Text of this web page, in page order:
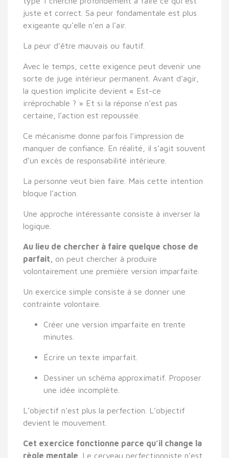
juste et correct. Sa peur fondamentale est plus
exigeante qu’elle n’en a l’air.
La peur d’être mauvais ou fautif.
Avec le temps, cette exigence peut devenir une
sorte de juge intérieur permanent. Avant d’agir,
la question implicite devient « Est-ce
irréprochable ? » Et si la réponse n’est pas
certaine, l’action est repoussée.
Ce mécanisme donne parfois l’impression de
manquer de confiance. En réalité, il s’agit souvent
d’un excès de responsabilité intérieure.
La personne veut bien faire. Mais cette intention
bloque l’action.
Une approche intéressante consiste à inverser la
logique.
Au lieu de chercher à faire quelque chose de
parfait, on peut chercher à produire
volontairement une première version imparfaite.
Un exercice simple consiste à se donner une
contrainte volontaire.
Créer une version imparfaite en trente
minutes.
Écrire un texte imparfait.
Dessiner un schéma approximatif. Proposer
une idée incomplète.
L’objectif n’est plus la perfection. L’objectif
devient le mouvement.
Cet exercice fonctionne parce qu’il change la
règle mentale . Le cerveau perfectionniste n’est